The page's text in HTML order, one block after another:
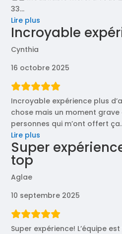
33…
Lire plus
expérience
hors
commun »
Incroyable
Cynthia
16 octobre 2025
Incroyable expérience plus
chose mais un moment
personnes qui m’ont offert ça
Lire plus
expérience »
Super
top
Aglae
10 septembre 2025
Super expérience! L’équipe